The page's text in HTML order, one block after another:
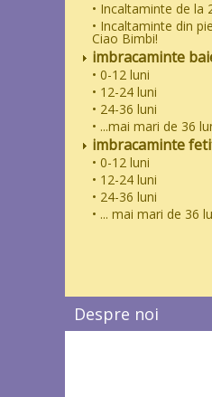
• Incaltaminte de la
• Incaltaminte din
Ciao Bimbi!
imbracaminte
• 0-12 luni
• 12-24 luni
• 24-36 luni
• ...mai mari de 36
imbracaminte
• 0-12 luni
• 12-24 luni
• 24-36 luni
• ... mai mari de 36
Despre noi